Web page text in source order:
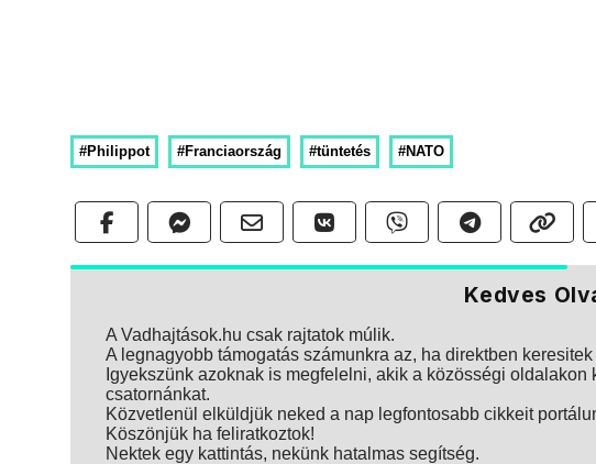
#Philippot #Franciaország #tüntetés #NATO
Kedves
A Vadhajtások.hu csak rajtatok múlik.
A legnagyobb támogatás számunkra az, ha direktben
Igyekszünk azoknak is megfelelni, akik a közösségi
csatornánkat.
Közvetlenül elküldjük neked a nap legfontosabb cikkeit
Köszönjük ha feliratkoztok!
Nektek egy kattintás, nekünk hatalmas segítség.